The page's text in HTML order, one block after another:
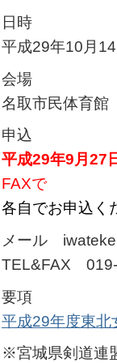
日時
平成29年10月
会場
名取市民体育館
申込
平成29年9月27
FAXで
各自でお申込く
メール
TEL&FAX
要項
平成29年度東北
※宮城県剣道連